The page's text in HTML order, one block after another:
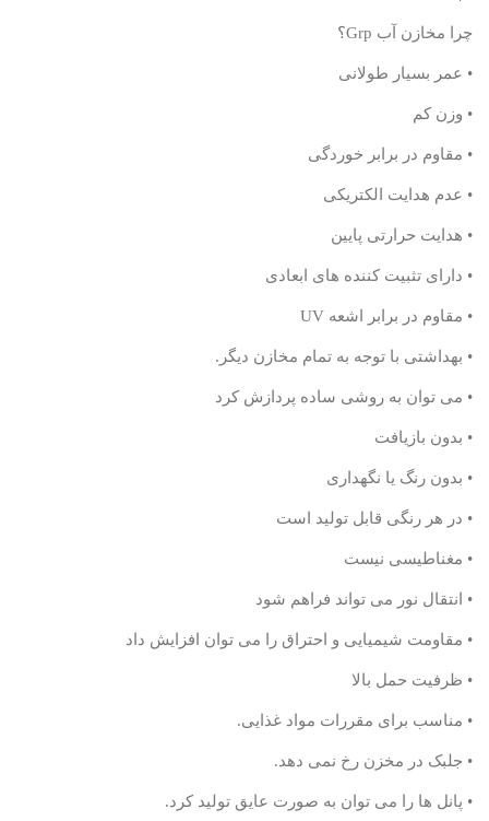
چرا مخازن آب Grp؟
• عمر بسیار طولانی
• وزن کم
• مقاوم در برابر خوردگی
• عدم هدایت الکتریکی
• هدایت حرارتی پایین
• دارای تثبیت کننده های ابعادی
• مقاوم در برابر اشعه UV
• بهداشتی با توجه به تمام مخازن دیگر.
• می توان به روشی ساده پردازش کرد
• بدون بازیافت
• بدون رنگ یا نگهداری
• در هر رنگی قابل تولید است
• مغناطیسی نیست
• انتقال نور می تواند فراهم شود
• مقاومت شیمیایی و احتراق را می توان افزایش داد
• ظرفیت حمل بالا
• مناسب برای مقررات مواد غذایی.
• جلبک در مخزن رخ نمی دهد.
• پانل ها را می توان به صورت عایق تولید کرد.